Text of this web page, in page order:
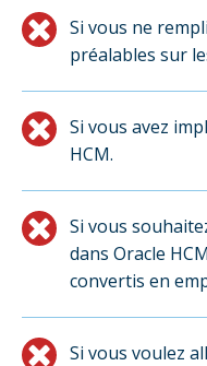
Si vous ne
préalables sur
Si vous avez
HCM.
Si vous
dans Oracle
convertis en
Si vous voulez